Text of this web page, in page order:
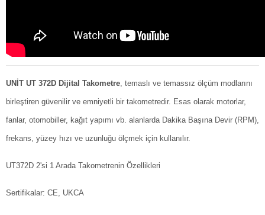
UNİT UT 372D Dijital Takometre, temaslı ve temassız ölçüm modlarını
birleştiren güvenilir ve emniyetli bir takometredir. Esas olarak motorlar,
fanlar, otomobiller, kağıt yapımı vb. alanlarda Dakika Başına Devir (RPM),
frekans, yüzey hızı ve uzunluğu ölçmek için kullanılır.
UT372D 2'si 1 Arada Takometrenin Özellikleri
Sertifikalar: CE, UKCA